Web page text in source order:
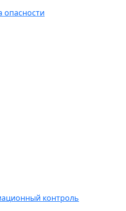
контроль
опасности